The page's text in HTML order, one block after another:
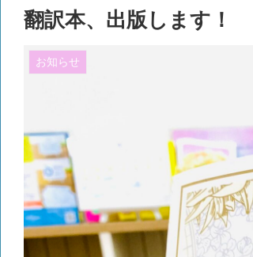
翻訳本、出版します！
お知らせ